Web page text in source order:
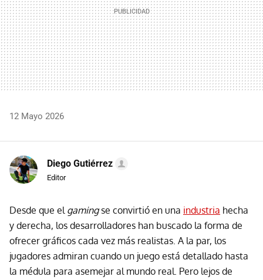
12 Mayo 2026
Diego Gutiérrez
Editor
Desde que el gamingse convirtió en una industria hecha
y derecha, los desarrolladores han buscado la forma de
ofrecer gráficos cada vez más realistas. A la par, los
jugadores admiran cuando un juego está detallado hasta
la médula para asemejar al mundo real. Pero lejos de